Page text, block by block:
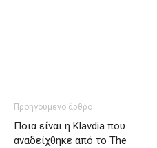
Προηγούμενο άρθρο
Ποια είναι η Klavdia που
αναδείχθηκε από το The